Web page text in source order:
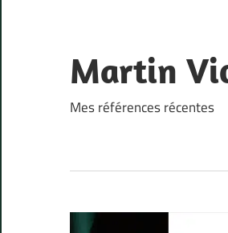
content
Martin
Mes références récentes